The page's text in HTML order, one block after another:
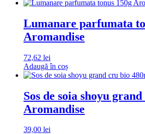
Lumanare parfumata
Aromandise
72,62 lei
Adaugă în coș
Sos de soia shoyu
Aromandise
39,00 lei